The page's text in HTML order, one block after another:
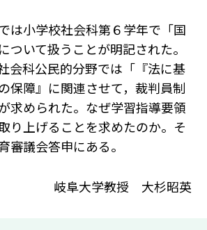
は小学校社会科第６学年で「国
ついて扱うことが明記された。
会科公民的分野では「『法に基
保障』に関連させて，裁判員制
求められた。なぜ学習指導要領
り上げることを求めたのか。そ
審議会答申にある。
岐阜大学教授 大杉昭英